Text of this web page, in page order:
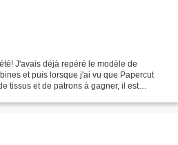
J'avais déjà repéré le modèle de
et puis lorsque j'ai vu que Papercut
tissus et de patrons à gagner, il est